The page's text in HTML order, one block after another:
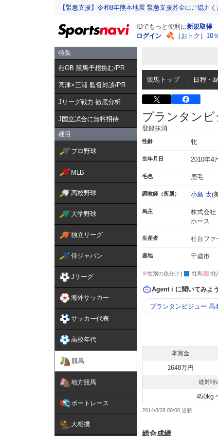
【緊急支援】令和8年熊本地震 緊急支援募金にご協力
IDでもっと便利に新規取得
ログイン
［おトク］10
特集
燕OB 競馬予想挑む/PR
髙津×三浦 監督対談/PR
Jリーグ戦力 徹底分析
J国立試合に無料招待
種目
プロ野球
MLB
高校野球
大学野球
独立リーグ
侍ジャパン
Jリーグ
海外サッカー
サッカー代表
高校年代
競馬
地方競馬
ボートレース
大相撲
競馬トップ 日程・
プランタン
登録抹消
性齢 牝
生年月日 2010年4
毛色 鹿毛
調教師（所属） 小島 太(
馬主
株式会社
ホース
生産者 社台ファ
産地 千歳市
※性別の色分け [ :牡馬 :牝
Agent i に聞いてみよ
プランタンビジュー 馬
本賞金
1648万円
連対時
450kg
2014/8/28 00:00
総合成績